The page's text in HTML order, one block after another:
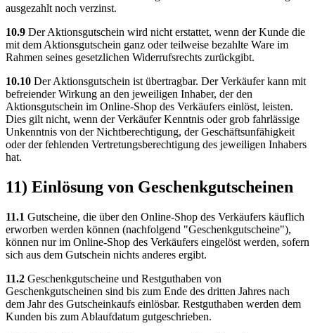
ausgezahlt noch verzinst.
10.9 Der Aktionsgutschein wird nicht erstattet, wenn der Kunde die
mit dem Aktionsgutschein ganz oder teilweise bezahlte Ware im
Rahmen seines gesetzlichen Widerrufsrechts zurückgibt.
10.10 Der Aktionsgutschein ist übertragbar. Der Verkäufer kann mit
befreiender Wirkung an den jeweiligen Inhaber, der den
Aktionsgutschein im Online-Shop des Verkäufers einlöst, leisten.
Dies gilt nicht, wenn der Verkäufer Kenntnis oder grob fahrlässige
Unkenntnis von der Nichtberechtigung, der Geschäftsunfähigkeit
oder der fehlenden Vertretungsberechtigung des jeweiligen Inhabers
hat.
11) Einlösung von Geschenkgutscheinen
11.1 Gutscheine, die über den Online-Shop des Verkäufers käuflich
erworben werden können (nachfolgend "Geschenkgutscheine"),
können nur im Online-Shop des Verkäufers eingelöst werden, sofern
sich aus dem Gutschein nichts anderes ergibt.
11.2 Geschenkgutscheine und Restguthaben von
Geschenkgutscheinen sind bis zum Ende des dritten Jahres nach
dem Jahr des Gutscheinkaufs einlösbar. Restguthaben werden dem
Kunden bis zum Ablaufdatum gutgeschrieben.